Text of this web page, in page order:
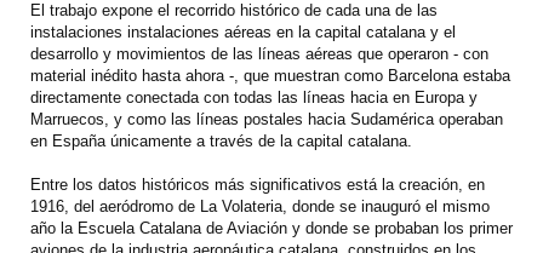
El trabajo expone el recorrido histórico de cada una de las
instalaciones instalaciones aéreas en la capital catalana y el
desarrollo y movimientos de las líneas aéreas que operaron - con
material inédito hasta ahora -, que muestran como Barcelona estaba
directamente conectada con todas las líneas hacia en Europa y
Marruecos, y como las líneas postales hacia Sudamérica operaban
en España únicamente a través de la capital catalana.
Entre los datos históricos más significativos está la creación, en
1916, del aeródromo de La Volateria, donde se inauguró el mismo
año la Escuela Catalana de Aviación y donde se probaban los primer